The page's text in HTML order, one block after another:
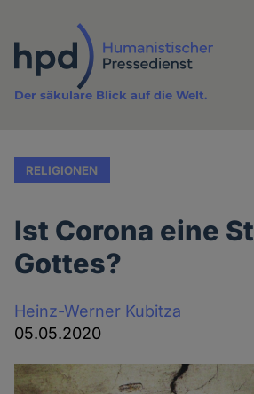
Inhalt
Der säkulare Blick auf die Welt.
RELIGIONEN
Ist Corona eine
Gottes?
Heinz-Werner Kubitza
05.05.2020